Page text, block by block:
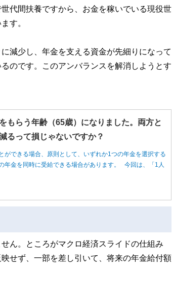
代間扶養ですから、お金を稼いでいる現役世
す。
減少し、年金を支える資金が先細りになって
のです。このアンバランスを解消しようとす
もらう年齢（65歳）になりました。両方と
るって損じゃないですか？
できる場合、原則として、いずれか1つの年金を選択する
年金を同時に受給できる場合があります。 今回は、「1人
ん。ところがマクロ経済スライドの仕組み
せず、一部を差し引いて、将来の年金給付額